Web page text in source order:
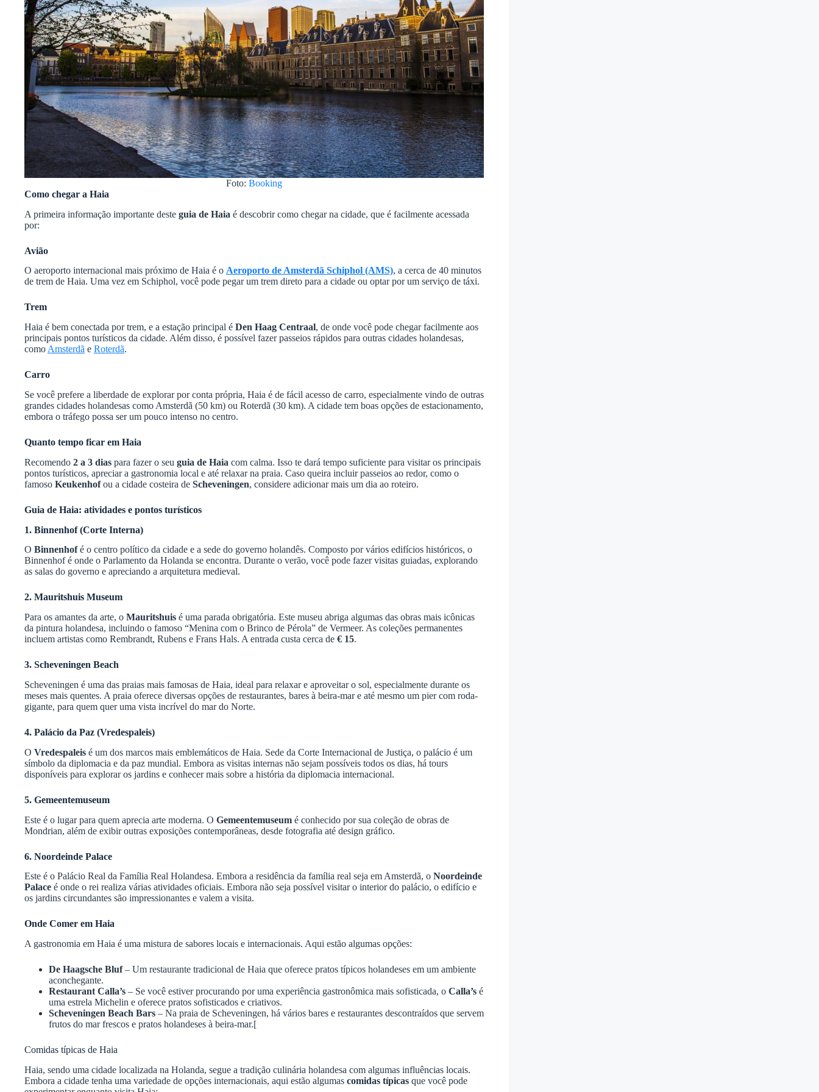
Foto:Booking
Como chegar a Haia
A primeira informação importante deste guia de Haia é descobrir como chegar na cidade, que é facilmente acessada
por:
Avião
O aeroporto internacional mais próximo de Haia é o Aeroporto de Amsterdã Schiphol (AMS), a cerca de 40 minutos
de trem de Haia. Uma vez em Schiphol, você pode pegar um trem direto para a cidade ou optar por um serviço de táxi.
Trem
Haia é bem conectada por trem, e a estação principal é Den Haag Centraal, de onde você pode chegar facilmente aos
principais pontos turísticos da cidade. Além disso, é possível fazer passeios rápidos para outras cidades holandesas,
como Amsterdã e Roterdã.
Carro
Se você prefere a liberdade de explorar por conta própria, Haia é de fácil acesso de carro, especialmente vindo de outras
grandes cidades holandesas como Amsterdã (50 km) ou Roterdã (30 km). A cidade tem boas opções de estacionamento,
embora o tráfego possa ser um pouco intenso no centro.
Quanto tempo ficar em Haia
Recomendo 2 a 3 dias para fazer o seu guia de Haia com calma. Isso te dará tempo suficiente para visitar os principais
pontos turísticos, apreciar a gastronomia local e até relaxar na praia. Caso queira incluir passeios ao redor, como o
famoso Keukenhofou a cidade costeira de Scheveningen, considere adicionar mais um dia ao roteiro.
Guia de Haia: atividades e pontos turísticos
1. Binnenhof (Corte Interna)
O Binnenhofé o centro político da cidade e a sede do governo holandês. Composto por vários edifícios históricos, o
Binnenhof é onde o Parlamento da Holanda se encontra. Durante o verão, você pode fazer visitas guiadas, explorando
as salas do governo e apreciando a arquitetura medieval.
2. Mauritshuis Museum
Para os amantes da arte, o Mauritshuis é uma parada obrigatória. Este museu abriga algumas das obras mais icônicas
da pintura holandesa, incluindo o famoso “Menina com o Brinco de Pérola” de Vermeer. As coleções permanentes
incluem artistas como Rembrandt, Rubens e Frans Hals. A entrada custa cerca de € 15.
3. Scheveningen Beach
Scheveningen é uma das praias mais famosas de Haia, ideal para relaxar e aproveitar o sol, especialmente durante os
meses mais quentes. A praia oferece diversas opções de restaurantes, bares à beira-mar e até mesmo um pier com roda-
gigante, para quem quer uma vista incrível do mar do Norte.
4. Palácio da Paz (Vredespaleis)
O Vredespaleis é um dos marcos mais emblemáticos de Haia. Sede da Corte Internacional de Justiça, o palácio é um
símbolo da diplomacia e da paz mundial. Embora as visitas internas não sejam possíveis todos os dias, há tours
disponíveis para explorar os jardins e conhecer mais sobre a história da diplomacia internacional.
5. Gemeentemuseum
Este é o lugar para quem aprecia arte moderna. O Gemeentemuseum é conhecido por sua coleção de obras de
Mondrian, além de exibir outras exposições contemporâneas, desde fotografia até design gráfico.
6. Noordeinde Palace
Este é o Palácio Real da Família Real Holandesa. Embora a residência da família real seja em Amsterdã, o Noordeinde
Palace é onde o rei realiza várias atividades oficiais. Embora não seja possível visitar o interior do palácio, o edifício e
os jardins circundantes são impressionantes e valem a visita.
Onde Comer em Haia
A gastronomia em Haia é uma mistura de sabores locais e internacionais. Aqui estão algumas opções:
De Haagsche Bluf– Um restaurante tradicional de Haia que oferece pratos típicos holandeses em um ambiente
aconchegante.
Restaurant Calla’s – Se você estiver procurando por uma experiência gastronômica mais sofisticada, o Calla’s é
uma estrela Michelin e oferece pratos sofisticados e criativos.
Scheveningen Beach Bars – Na praia de Scheveningen, há vários bares e restaurantes descontraídos que servem
frutos do mar frescos e pratos holandeses à beira-mar.[
Comidas típicas de Haia
Haia, sendo uma cidade localizada na Holanda, segue a tradição culinária holandesa com algumas influências locais.
Embora a cidade tenha uma variedade de opções internacionais, aqui estão algumas comidas típicas que você pode